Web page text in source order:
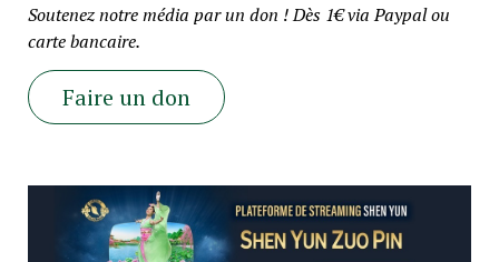
Soutenez notre média par un don ! Dès 1€ via Paypal ou
carte bancaire.
Faire un don